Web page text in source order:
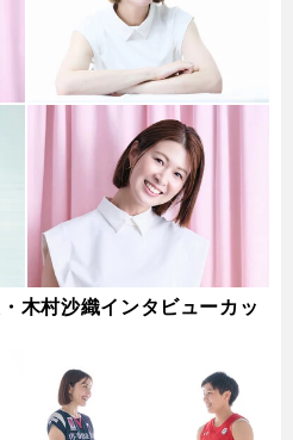
木村沙織インタビューカッ